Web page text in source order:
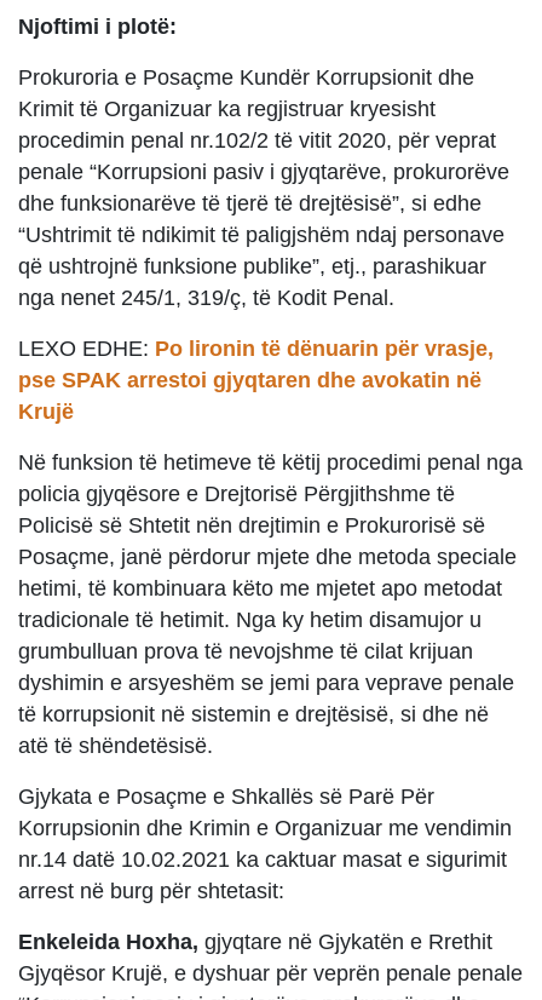
Njoftimi i plotë:
Prokuroria e Posaçme Kundër Korrupsionit dhe
Krimit të Organizuar ka regjistruar kryesisht
procedimin penal nr.102/2 të vitit 2020, për veprat
penale “Korrupsioni pasiv i gjyqtarëve, prokurorëve
dhe funksionarëve të tjerë të drejtësisë”, si edhe
“Ushtrimit të ndikimit të paligjshëm ndaj personave
që ushtrojnë funksione publike”, etj., parashikuar
nga nenet 245/1, 319/ç, të Kodit Penal.
LEXO EDHE: Po lironin të dënuarin për vrasje,
pse SPAK arrestoi gjyqtaren dhe avokatin në
Krujë
Në funksion të hetimeve të këtij procedimi penal nga
policia gjyqësore e Drejtorisë Përgjithshme të
Policisë së Shtetit nën drejtimin e Prokurorisë së
Posaçme, janë përdorur mjete dhe metoda speciale
hetimi, të kombinuara këto me mjetet apo metodat
tradicionale të hetimit. Nga ky hetim disamujor u
grumbulluan prova të nevojshme të cilat krijuan
dyshimin e arsyeshëm se jemi para veprave penale
të korrupsionit në sistemin e drejtësisë, si dhe në
atë të shëndetësisë.
Gjykata e Posaçme e Shkallës së Parë Për
Korrupsionin dhe Krimin e Organizuar me vendimin
nr.14 datë 10.02.2021 ka caktuar masat e sigurimit
arrest në burg për shtetasit:
Enkeleida Hoxha, gjyqtare në Gjykatën e Rrethit
Gjyqësor Krujë, e dyshuar për veprën penale penale